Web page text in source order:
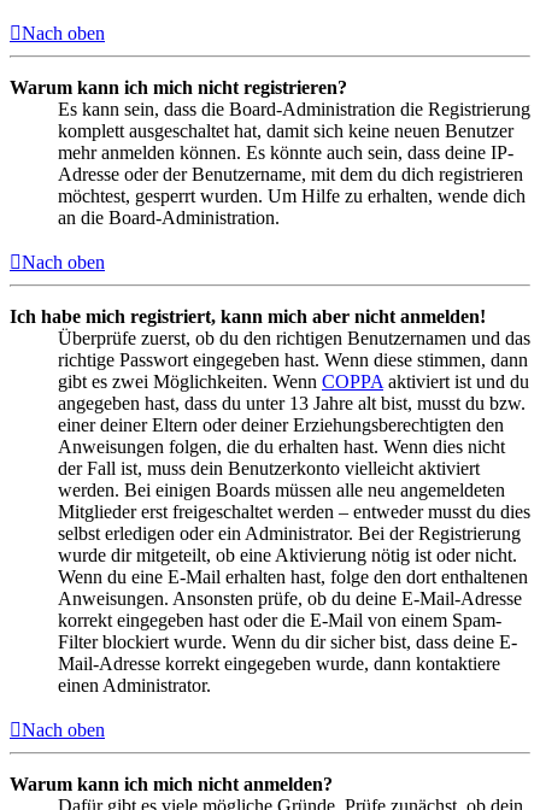
Nach oben
Warum kann ich mich nicht registrieren?
Es kann sein, dass die Board-Administration die Registrierung
komplett ausgeschaltet hat, damit sich keine neuen Benutzer
mehr anmelden können. Es könnte auch sein, dass deine IP-
Adresse oder der Benutzername, mit dem du dich registrieren
möchtest, gesperrt wurden. Um Hilfe zu erhalten, wende dich
an die Board-Administration.
Nach oben
Ich habe mich registriert, kann mich aber nicht anmelden!
Überprüfe zuerst, ob du den richtigen Benutzernamen und das
richtige Passwort eingegeben hast. Wenn diese stimmen, dann
gibt es zwei Möglichkeiten. Wenn COPPA aktiviert ist und du
angegeben hast, dass du unter 13 Jahre alt bist, musst du bzw.
einer deiner Eltern oder deiner Erziehungsberechtigten den
Anweisungen folgen, die du erhalten hast. Wenn dies nicht
der Fall ist, muss dein Benutzerkonto vielleicht aktiviert
werden. Bei einigen Boards müssen alle neu angemeldeten
Mitglieder erst freigeschaltet werden – entweder musst du dies
selbst erledigen oder ein Administrator. Bei der Registrierung
wurde dir mitgeteilt, ob eine Aktivierung nötig ist oder nicht.
Wenn du eine E-Mail erhalten hast, folge den dort enthaltenen
Anweisungen. Ansonsten prüfe, ob du deine E-Mail-Adresse
korrekt eingegeben hast oder die E-Mail von einem Spam-
Filter blockiert wurde. Wenn du dir sicher bist, dass deine E-
Mail-Adresse korrekt eingegeben wurde, dann kontaktiere
einen Administrator.
Nach oben
Warum kann ich mich nicht anmelden?
Dafür gibt es viele mögliche Gründe. Prüfe zunächst, ob dein